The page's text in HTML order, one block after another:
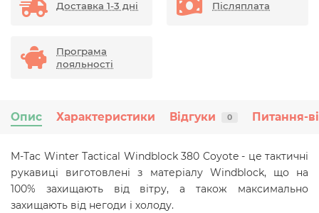
Доставка 1-3 дні Післяплата
Програма
лояльності
Опис Характеристики Відгуки 0 Питання-
M-Tac Winter Tactical Windblock 380 Coyote - це тактичні
рукавиці виготовлені з матеріалу Windblock, що на
100% захищають від вітру, а також максимально
захищають від негоди і холоду.